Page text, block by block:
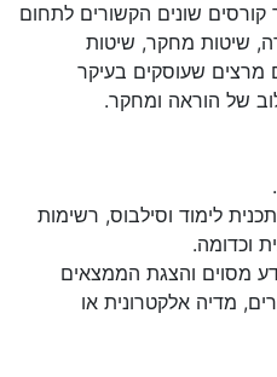
שונים הקשורים לתחום
שיטות מחקר, שיטות
מרצים שעוסקים בעיקר
של הוראה ומחקר.
לימוד וסילבוס, רשימות
וכדומה.
מסוים והצגת הממצאים
מדיה אלקטרונית או